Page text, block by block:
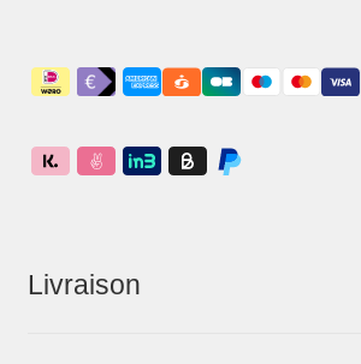
Livraison